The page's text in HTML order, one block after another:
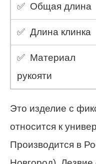
✅ Общая длина
✅ Длина клинка
✅ Материал
рукояти
Это изделие с
относится к
Производится в